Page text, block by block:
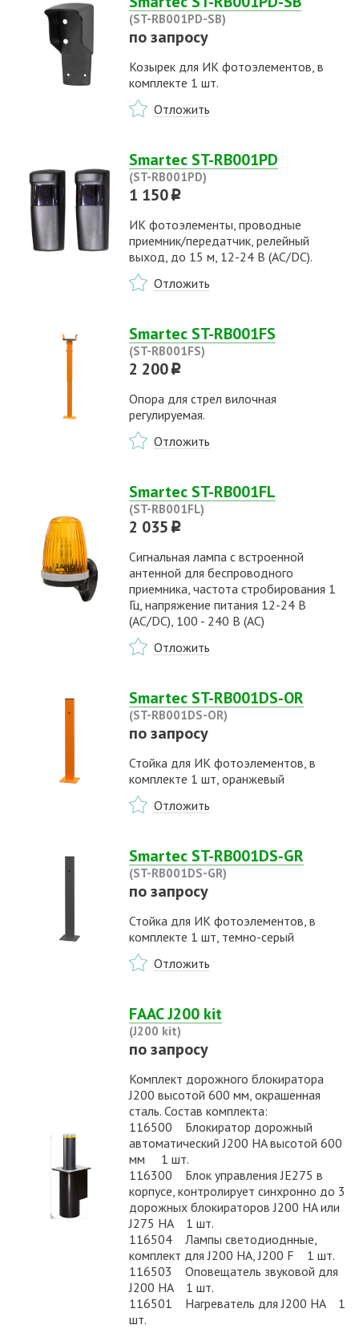
(ST-RB001PD-SB)
по запросу
Козырек для ИК фотоэлементов, в
комплекте 1 шт.
Отложить
Smartec ST-RB001PD
(ST-RB001PD)
1 150p
ИК фотоэлементы, проводные
приемник/передатчик, релейный
выход, до 15 м, 12-24 В (AC/DC).
Отложить
Smartec ST-RB001FS
(ST-RB001FS)
2 200p
Опора для стрел вилочная
регулируемая.
Отложить
Smartec ST-RB001FL
(ST-RB001FL)
2 035 p
Сигнальная лампа с встроенной
антенной для беспроводного
приемника, частота стробирования 1
Гц, напряжение питания 12-24 В
(AC/DC), 100 - 240 В (AC)
Отложить
Smartec ST-RB001DS-OR
(ST-RB001DS-OR)
по запросу
Стойка для ИК фотоэлементов, в
комплекте 1 шт, оранжевый
Отложить
Smartec ST-RB001DS-GR
(ST-RB001DS-GR)
по запросу
Стойка для ИК фотоэлементов, в
комплекте 1 шт, темно-серый
Отложить
FAAC J200 kit
(J200 kit)
по запросу
Комплект дорожного блокиратора
J200 высотой 600 мм, окрашенная
сталь. Состав комплекта:
116500 Блокиратор дорожный
автоматический J200 HA высотой 600
мм 1 шт.
116300 Блок управления JE275 в
корпусе, контролирует синхронно до 3
дорожных блокираторов J200 HA или
J275 HA 1 шт.
116504 Лампы светодиоднные,
комплект для J200 HA, J200 F 1 шт.
116503 Оповещатель звуковой для
J200 HA 1 шт.
116501 Нагреватель для J200 HA 1
шт.